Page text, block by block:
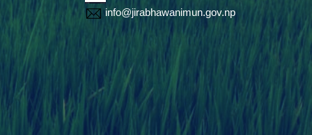
info@jirabhawanimun.gov.np